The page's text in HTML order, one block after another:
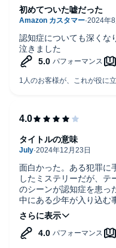
認知症についても深くな
泣きました
初めてついた嘘だった
面白かった。ある犯罪に
したミステリーだが、テ
のシーンが認知症を患っ
中にある少年が入り込む
やされていく。勿論犯罪
すか…と言う部分も大き
できるかな？」と思える
タイトルの意味